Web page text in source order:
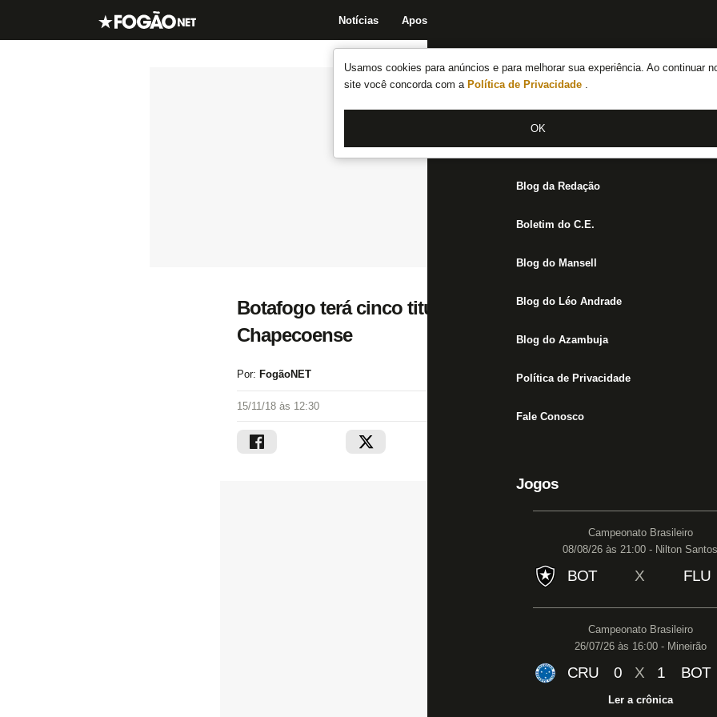
Usamos cookies para anúncios e para melhorar sua experiência. Ao continuar
site você concorda com a Política de Privacidade .
OK
Notícias Apostas
Notícias do Botafogo
Fórum
Jogos
Blog da Redação
Boletim do C.E.
Blog do Mansell
Blog do Léo Andrade
Blog do Azambuja
Política de Privacidade
Fale Conosco
Jogos
Campeonato Brasileiro
08/08/26 às 21:00 - Nilton Santos
BOT X FLU
Campeonato Brasileiro
26/07/26 às 16:00 - Mineirão
CRU 0 X 1 BOT
Ler a crônica
Botafogo terá cinco titulares pendurados no duelo
Chapecoense
Por: FogãoNET
15/11/18 às 12:30